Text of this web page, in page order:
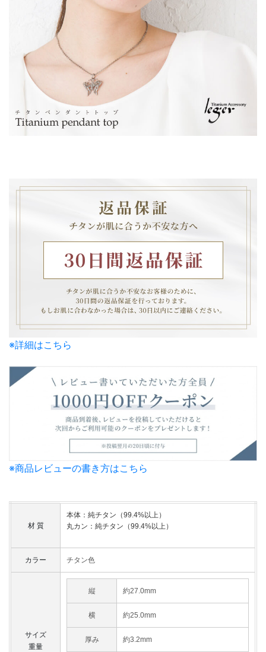
※詳細はこちら
※商品レビューの書き方はこちら
材 質
本体：純チタン（99.4%以上）
丸カン：純チタン（99.4%以上）
カラー チタン色
サイズ
重量
縦 約27.0mm
横 約25.0mm
厚み 約3.2mm